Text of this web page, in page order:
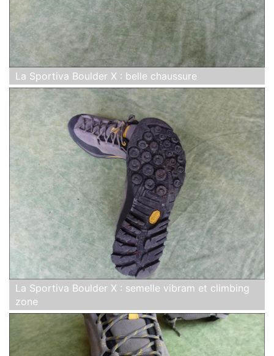
La Sportiva Boulder X : belle chaussure
La Sportiva Boulder X : semelle vibram et climbing
zone